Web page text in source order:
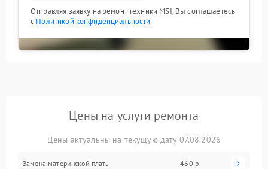
Отправляя заявку на ремонт техники MSI, Вы соглашаетесь
с Политикой конфиденциальности
Цены на услуги ремонта
Цены актуальны на текущую дату 07.08.2026
Замена материнской платы 460 р